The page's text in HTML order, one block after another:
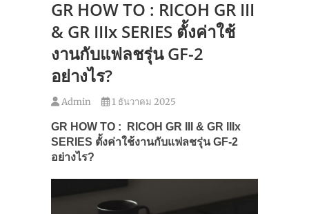
GR HOW TO : RICOH GR III
& GR IIIx SERIES ตั้งค่าใช้
งานกับแฟลชรุ่น GF-2
อย่างไร?
Admin 1 ธันวาคม 2025
GR HOW TO : RICOH GR III & GR IIIx
SERIES ตั้งค่าใช้งานกับแฟลชรุ่น GF-2
อย่างไร?